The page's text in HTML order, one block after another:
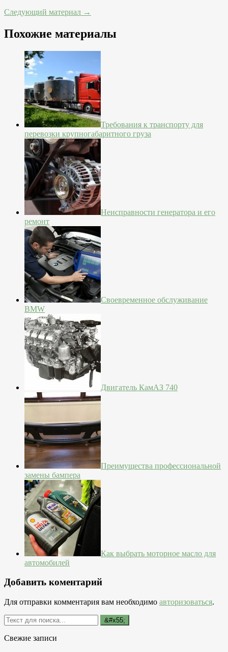
Следующий материал →
Похожие материалы
Требования к транспорту для
перевозки крупногабаритного груза
Неисправности генератора и его
ремонт
Своевременное обслуживание
BMW
Двигатель КамАЗ 740
Преимущества профессиональной
замены бампера
Как выбрать моторное масло для
автомобилей
Добавить коментарий
Для отправки комментария вам необходимо авторизоваться.
Свежие записи